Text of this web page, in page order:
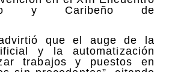
y Caribeño de
que el auge de la
y la automatización
trabajos y puestos en